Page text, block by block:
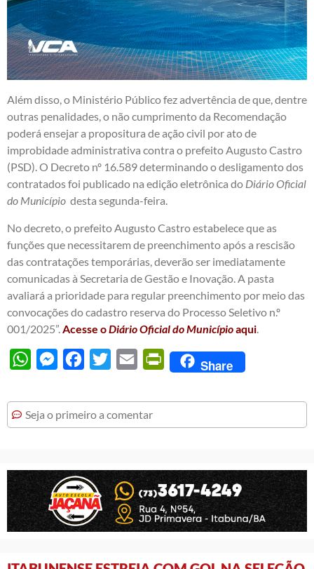
Além disso, o Ministério Público fez advertência de que, dentre
outras penalidades, o não cumprimento da Recomendação
poderá ensejar a propositura de ação civil por ato de
improbidade administrativa contra o prefeito Augusto Castro
(PSD). O Decreto nº 16.589 determinando o desligamento dos
contratados foi publicado na edição eletrônica do Diário Oficial
do Município desta segunda-feira.
No decreto, o prefeito Augusto Castro estabelece que as
funções que necessitarem de preenchimento após a rescisão
das contratações temporárias, deverão ser imediatamente
comunicadas à Secretaria de Gestão e Inovação. A pasta
avaliará a prioridade para regular preenchimento por meio das
convocações do cadastro reserva do Processo Seletivo n.º
001/2025”. Acesse oDiário Oficial do Municípioaqui
WhatsAppMessengerFacebook
Twitter Email PrintFriendly
Share
Seja o primeiro a comentar